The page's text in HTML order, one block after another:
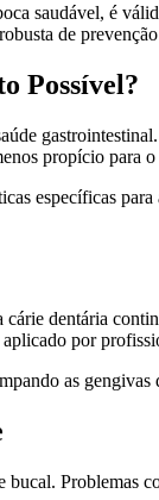
saudável, é
de
Possível?
propício para
específicas
dentária
por
as
bucal.